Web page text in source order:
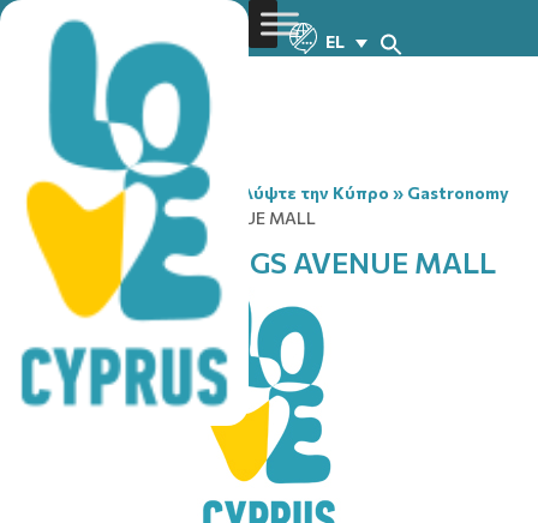
EL
You are here:Home» Ανακαλύψτε την Κύπρο » Gastronomy
» BURGER KING KINGS AVENUE MALL
BURGER KING KINGS AVENUE MALL